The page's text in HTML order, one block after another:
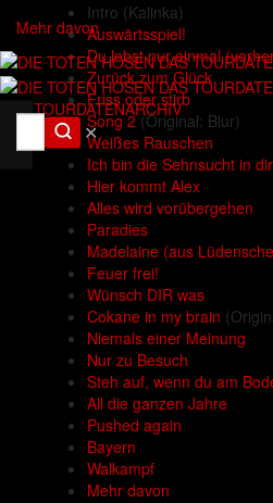
Mehr davon
DAS TOURDATENARCHIV
✕
Intro (Kalinka)
Auswärtsspiel!
Du lebst nur einmal
Zurück zum Glück
Friss oder stirb
Song 2 (Original: Blur)
Weißes Rauschen
Ich bin die Sehnsucht in dir
Hier kommt Alex
Alles wird vorübergehen
Paradies
Madelaine (aus
Feuer frei!
Wünsch DIR was
Cokane in my brain
Niemals einer Meinung
Nur zu Besuch
Steh auf, wenn du am
All die ganzen Jahre
Pushed again
Bayern
Walkampf
Mehr davon